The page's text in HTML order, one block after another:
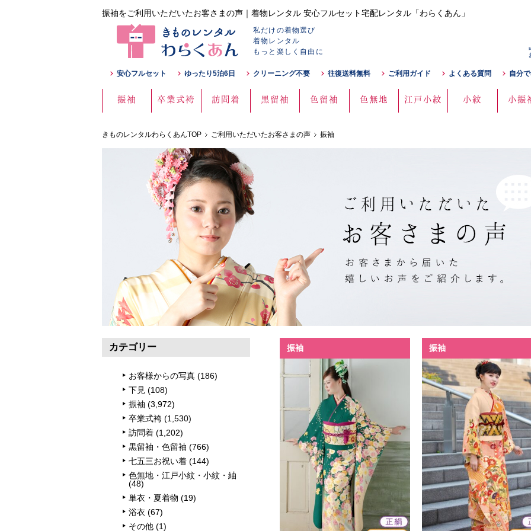
振袖をご利用いただいたお客さまの声｜着物レンタル 安心フルセット宅配レンタル「わらくあん」
私だけの着物選び
着物レンタル
もっと楽しく自由に
安心フルセット ゆったり5泊6日 クリーニング不要 往復送料無料 ご利用ガイド よくある質問 自分
振袖 卒業式袴 訪問着 黒留袖 色留袖 色無地 江戸小紋 小紋 小振
きものレンタルわらくあんTOP ご利用いただいたお客さまの声 振袖
カテゴリー
お客様からの写真 (186)
下見 (108)
振袖 (3,972)
卒業式袴 (1,530)
訪問着 (1,202)
黒留袖・色留袖 (766)
七五三お祝い着 (144)
色無地・江戸小紋・小紋・紬
(48)
単衣・夏着物 (19)
浴衣 (67)
その他 (1)
振袖 振袖